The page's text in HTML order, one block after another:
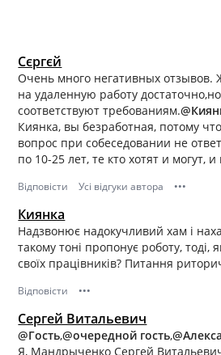
Сєргєй
Очень много негативных отзывов.
на удаленную работу
соответствуют требованиям.
Киянка, вы безработная, потому
вопрос при собеседовании не
по 10-25 лет, те кто хотят и могут,
Відповісти Усі відгуки автора •••
Киянка
Надзвонює надокучливий хам і
такому тоні пропонує роботу, тоді,
своїх працівників? Питання
Відповісти •••
Сергей Витальевич
@Гость,@очередной гость,
Я, Мандрыченко Сергей